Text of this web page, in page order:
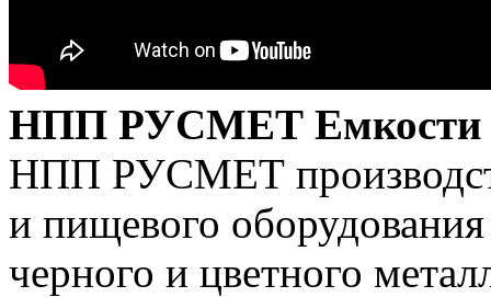
НПП РУСМЕТ Емкости
НПП РУСМЕТ
и пищевого
черного и цветного